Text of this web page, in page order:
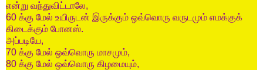
என்று வந்துவிட்டாலே,
60 க்கு மேல் உயிருடன் இருக்கும் ஒவ்வொரு வருடமும் எமக்குக்
கிடைக்கும் போனஸ்.
அப்படியே,
70 க்கு மேல் ஒவ்வொரு மாசமும்,
80 க்கு மேல் ஒவ்வொரு கிழமையும்,